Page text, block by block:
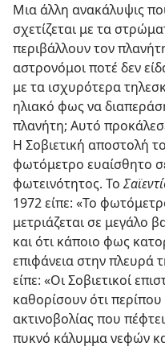
Μια άλλη ανακάλυψις
σχετίζεται με τα
περιβάλλουν τον
αστρονόμοι ποτέ δεν
με τα ισχυρότερα
ηλιακό φως να
πλανήτη; Αυτό
Η Σοβιετική αποστολή
φωτόμετρο ευαίσθητο
φωτεινότητος. Το
1972 είπε: «Το
μετριάζεται σε μεγάλο
και ότι κάποιο φως
επιφάνεια στην πλευρά
είπε: «Οι Σοβιετικοί
καθορίσουν ότι
ακτινοβολίας που
πυκνό κάλυμμα νεφών